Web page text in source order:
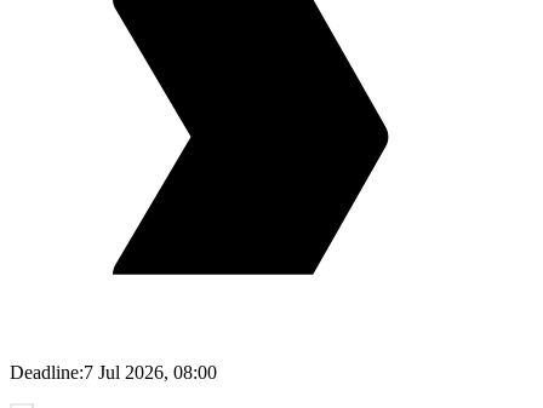
Deadline:7 Jul 2026, 08:00